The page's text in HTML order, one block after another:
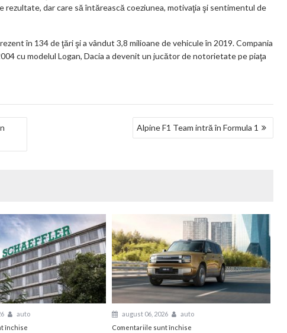
dar care să întărească coeziunea, motivaţia şi sentimentul de
în 134 de ţări şi a vândut 3,8 milioane de vehicule în 2019. Compania
cu modelul Logan, Dacia a devenit un jucător de notorietate pe piaţa
Alpine F1 Team intră în Formula 1
auto
închisepentru
august 06, 2026
auto
Comentariile sunt închise